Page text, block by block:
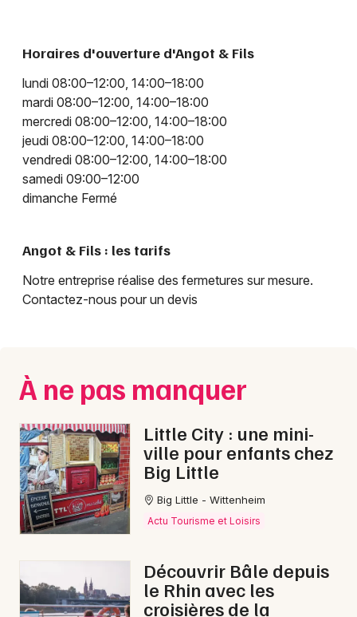
Horaires d'ouverture d'Angot & Fils
lundi 08:00–12:00, 14:00–18:00
mardi 08:00–12:00, 14:00–18:00
mercredi 08:00–12:00, 14:00–18:00
jeudi 08:00–12:00, 14:00–18:00
vendredi 08:00–12:00, 14:00–18:00
samedi 09:00–12:00
dimanche Fermé
Angot & Fils : les tarifs
Notre entreprise réalise des fermetures sur mesure.
Contactez-nous pour un devis
À ne pas manquer
Little City : une mini-
ville pour enfants chez
Big Little
Big Little - Wittenheim
Actu Tourisme et Loisirs
Découvrir Bâle depuis
le Rhin avec les
croisières de la